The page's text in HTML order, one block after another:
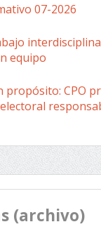
07-2026
equipo
propósito: CPO
(archivo)